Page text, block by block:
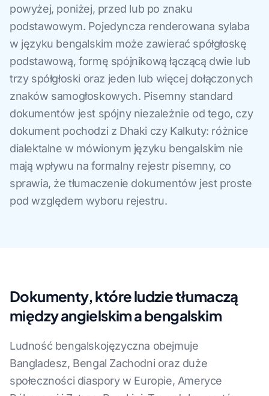
powyżej, poniżej, przed lub po znaku
podstawowym. Pojedyncza renderowana sylaba
w języku bengalskim może zawierać spółgłoskę
podstawową, formę spójnikową łączącą dwie lub
trzy spółgłoski oraz jeden lub więcej dołączonych
znaków samogłoskowych. Pisemny standard
dokumentów jest spójny niezależnie od tego, czy
dokument pochodzi z Dhaki czy Kalkuty: różnice
dialektalne w mówionym języku bengalskim nie
mają wpływu na formalny rejestr pisemny, co
sprawia, że tłumaczenie dokumentów jest proste
pod względem wyboru rejestru.
Dokumenty, które ludzie tłumaczą
między angielskim a bengalskim
Ludność bengalskojęzyczna obejmuje
Bangladesz, Bengal Zachodni oraz duże
społeczności diaspory w Europie, Ameryce